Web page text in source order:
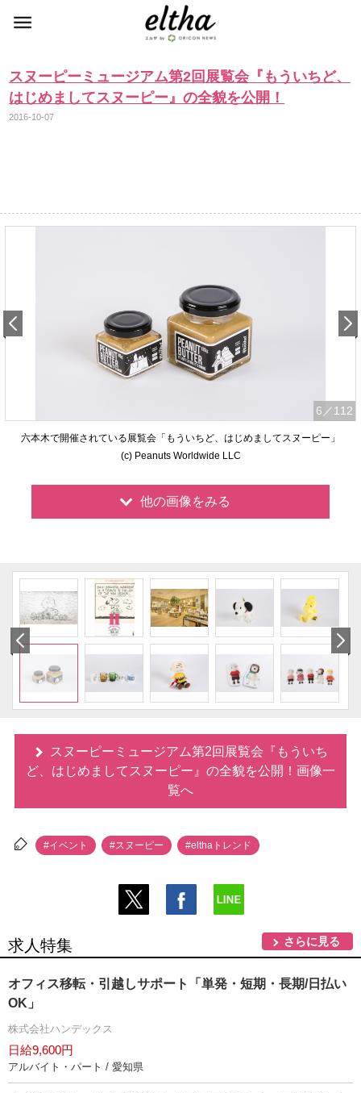
スヌーピーミュージアム第2回展覧会『もういちど、
はじめましてスヌーピー』の全貌を公開！
2016-10-07
6 ／112
六本木で開催されている展覧会「もういちど、はじめましてスヌーピー」
(c) Peanuts Worldwide LLC
他の画像をみる
スヌーピーミュージアム第2回展覧会『もういち
ど、はじめましてスヌーピー』の全貌を公開！画像一
覧へ
#イベント #スヌーピー #elthaトレンド
求人特集 さらに見る
オフィス移転・引越しサポート「単発・短期・長期/日払い
OK」
株式会社ハンデックス
日給9,600円
アルバイト・パート / 愛知県